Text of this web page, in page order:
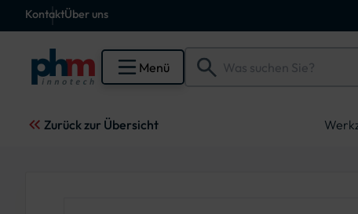
KontaktÜber uns
Menü
Zurück zur Übersicht